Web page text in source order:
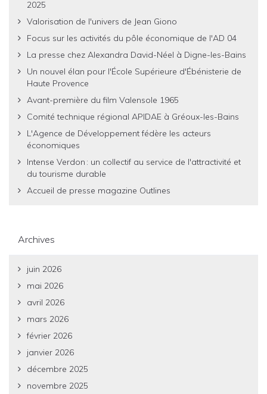
2025
Valorisation de l'univers de Jean Giono
Focus sur les activités du pôle économique de l'AD 04
La presse chez Alexandra David-Néel à Digne-les-Bains
Un nouvel élan pour l'École Supérieure d'Ébénisterie de
Haute Provence
Avant-première du film Valensole 1965
Comité technique régional APIDAE à Gréoux-les-Bains
L'Agence de Développement fédère les acteurs
économiques
Intense Verdon : un collectif au service de l'attractivité et
du tourisme durable
Accueil de presse magazine Outlines
Archives
juin 2026
mai 2026
avril 2026
mars 2026
février 2026
janvier 2026
décembre 2025
novembre 2025